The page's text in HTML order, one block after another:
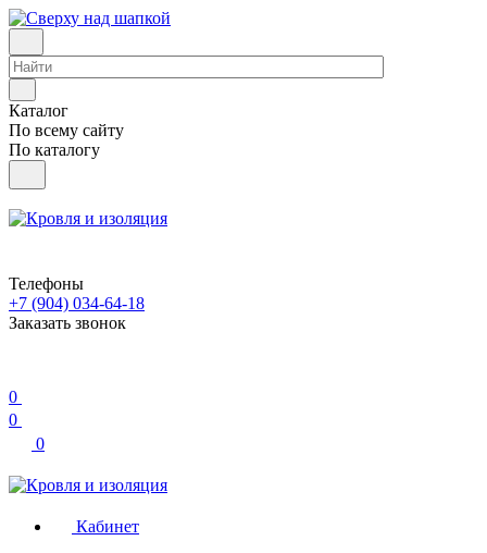
Каталог
По всему сайту
По каталогу
Телефоны
+7 (904) 034-64-18
Заказать звонок
0
0
0
Кабинет